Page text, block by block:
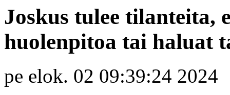
Joskus tulee tilanteita,
huolenpitoa tai haluat
pe elok. 02 09:39:24 2024